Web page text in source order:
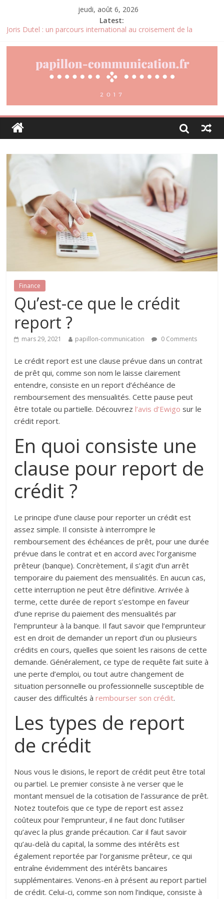
jeudi, août 6, 2026
Latest:
Joris Dutel : un parcours international au croisement de la
Pourquoi la gestion locative devient un levier stratégique pour
valoriser son patrimoine immobilier
Agria : une assurance santé animale conçue pour répondre aux
besoins des propriétaires
Denis Bouclon : l’éducation, la diplomatie et l’engagement
international au cœur d’un parcours singulier
Finance
Qu’est-ce que le crédit
report ?
mars 29, 2021 papillon-communication 0 Comments
Le crédit report est une clause prévue dans un contrat
de prêt qui, comme son nom le laisse clairement
entendre, consiste en un report d’échéance de
remboursement des mensualités. Cette pause peut
être totale ou partielle. Découvrezl’avis d’Ewigo sur le
crédit report.
En quoi consiste une
clause pour report de
crédit ?
Le principe d’une clause pour reporter un crédit est
assez simple. Il consiste à interrompre le
remboursement des échéances de prêt, pour une durée
prévue dans le contrat et en accord avec l’organisme
prêteur (banque). Concrètement, il s’agit d’un arrêt
temporaire du paiement des mensualités. En aucun cas,
cette interruption ne peut être définitive. Arrivée à
terme, cette durée de report s’estompe en faveur
d’une reprise du paiement des mensualités par
l’emprunteur à la banque. Il faut savoir que l’emprunteur
est en droit de demander un report d’un ou plusieurs
crédits en cours, quelles que soient les raisons de cette
demande. Généralement, ce type de requête fait suite à
une perte d’emploi, ou tout autre changement de
situation personnelle ou professionnelle susceptible de
causer des difficultés àrembourser son crédit.
Les types de report
de crédit
Nous vous le disions, le report de crédit peut être total
ou partiel. Le premier consiste à ne verser que le
montant mensuel de la cotisation de l’assurance de prêt.
Notez toutefois que ce type de report est assez
coûteux pour l’emprunteur, il ne faut donc l’utiliser
qu’avec la plus grande précaution. Car il faut savoir
qu’au-delà du capital, la somme des intérêts est
également reportée par l’organisme prêteur, ce qui
entraîne évidemment des intérêts bancaires
supplémentaires. Venons-en à présent au report partiel
de crédit. Celui-ci, comme son nom l’indique, consiste à